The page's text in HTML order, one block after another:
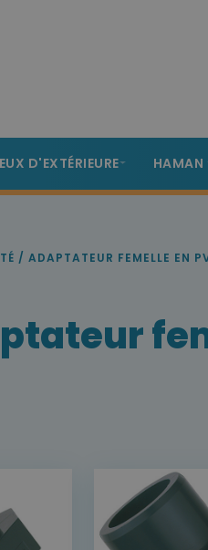
D'EXTÉRIEURE HAMAN
/ ADAPTATEUR FEMELLE EN